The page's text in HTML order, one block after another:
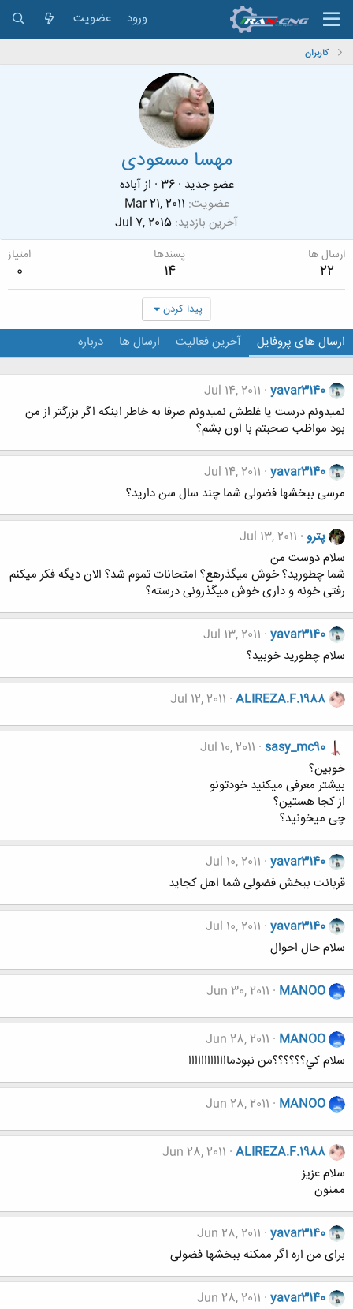
ورود عضویت
کاربران
مهسا مسعودی
عضو جدید ·
36
· ازآباده
عضویت Mar 21, 2011
آخرین بازدید Jul 7, 2015
ارسال ها
22
پسندها
14
امتیاز
0
پیدا کردن
ارسال های پروفایل آخرین فعالیت ارسال ها درباره
yavar3140
Jul 14, 2011
نمیدونم درست یا غلطش نمیدونم صرفا به خاطر اینکه اگر بزرگتر از من
بود مواظب صحبتم با اون بشم؟
yavar3140
Jul 14, 2011
مرسی ببخشها فضولی شما چند سال سن دارید؟
پترو Jul 13, 2011
سلام دوست من
شما چطورید؟ خوش میگذرهع؟ امتحانات تموم شد؟ الان دیگه فکر میکنم
رفتی خونه و داری خوش میگذرونی درسته؟
yavar3140
Jul 13, 2011
سلام چطورید خوبید؟
ALIREZA.F.1988
Jul 12, 2011
sasy_mc90
Jul 10, 2011
خوبین؟
بیشتر معرفی میکنید خودتونو
از کجا هستین؟
چی میخونید؟
yavar3140
Jul 10, 2011
قربانت ببخش فضولی شما اهل کجاید
yavar3140
Jul 10, 2011
سلام حال احوال
MANOO
Jun 30, 2011
MANOO
Jun 28, 2011
سلام كي؟؟؟؟؟؟من نبودمااااااااااااا
MANOO
Jun 28, 2011
ALIREZA.F.1988
Jun 28, 2011
سلام عزيز
ممنون
yavar3140
Jun 28, 2011
برای من اره اگر ممکنه ببخشها فضولی
yavar3140
Jun 28, 2011